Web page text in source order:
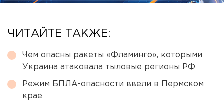
ЧИТАЙТЕ ТАКЖЕ:
Чем опасны ракеты «Фламинго», которыми
Украина атаковала тыловые регионы РФ
Режим БПЛА-опасности ввели в Пермском
крае